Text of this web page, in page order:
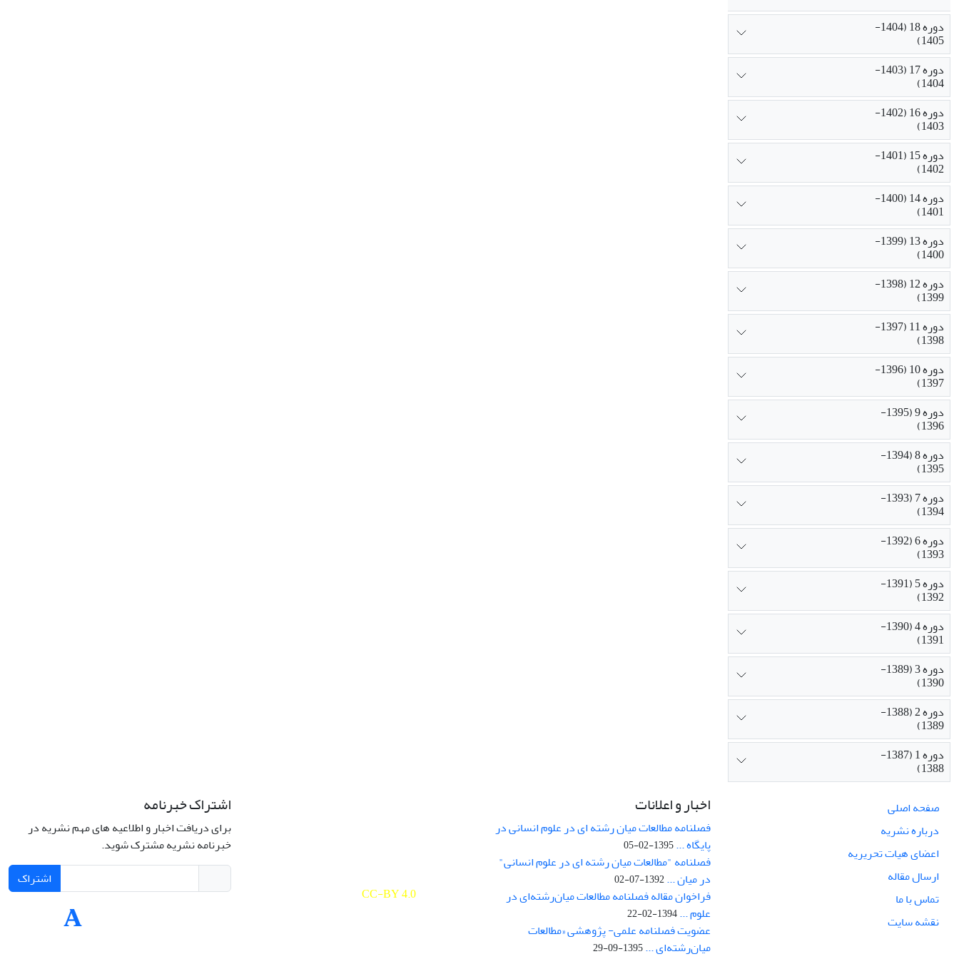
دوره 18 (1404-
1405)
دوره 17 (1403-
1404)
دوره 16 (1402-
1403)
دوره 15 (1401-
1402)
دوره 14 (1400-
1401)
دوره 13 (1399-
1400)
دوره 12 (1398-
1399)
دوره 11 (1397-
1398)
دوره 10 (1396-
1397)
دوره 9 (1395-
1396)
دوره 8 (1394-
1395)
دوره 7 (1393-
1394)
دوره 6 (1392-
1393)
دوره 5 (1391-
1392)
دوره 4 (1390-
1391)
دوره 3 (1389-
1390)
دوره 2 (1388-
1389)
دوره 1 (1387-
1388)
صفحه اصلی
درباره نشریه
اعضای هیات تحریریه
ارسال مقاله
تماس با ما
نقشه سایت
اخبار و اعلانات
فصلنامه مطالعات میان رشته ای در علوم انسانی در
پایگاه ...1395-02-05
فصلنامه "مطالعات میان رشته ای در علوم انسانی"
در میان ...1392-07-02
فراخوان مقاله فصلنامه مطالعات میان‌رشته‌ای در
علوم ...1394-02-22
عضویت فصلنامه علمی- پژوهشی «مطالعات
میان‌رشته‌ای ...1395-09-29
CC-BY 4.0
اشتراک خبرنامه
برای دریافت اخبار و اطلاعیه های مهم نشریه در
خبرنامه نشریه مشترک شوید.
اشتراک